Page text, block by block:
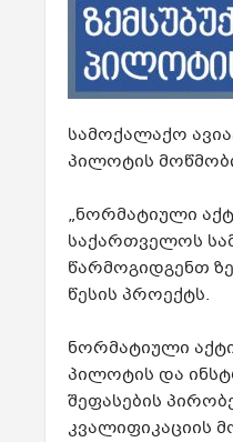
სამოქალაქო
პილოტის
„ნორმატიული
საქართველოს
წარმოგიდგენთ
წესის პროექტს.
ნორმატიული
პილოტის და
შეფასების
კვალიფიკაციის